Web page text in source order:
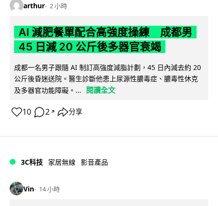
arthur 2 小時
AI 減肥餐單配合高強度操練 成都男
45 日減 20 公斤後多器官衰竭
成都一名男子跟隨 AI 制訂高強度減脂計劃，45 日內減去約 20
公斤後昏迷送院。醫生診斷他患上尿源性膿毒症、膿毒性休克
及多器官功能障礙。...
閱讀全文
10 2 ↗ 分享
3C科技 家居無線 影音產品
Vin 14 小時